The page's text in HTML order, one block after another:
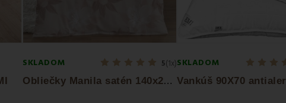
SKLADOM 5(1x)
O
bliečky Manila satén 140x200 + 70x90 EMI
SKLADOM